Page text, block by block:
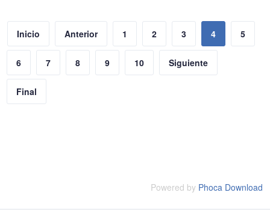
Inicio Anterior 1 2 3 4 5
6 7 8 9 10 Siguiente
Final
Powered by Phoca Download